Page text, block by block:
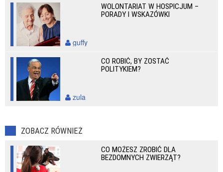
WOLONTARIAT W HOSPICJUM –
PORADY I WSKAZÓWKI
guffy
CO ROBIĆ, BY ZOSTAĆ
POLITYKIEM?
zula
ZOBACZ RÓWNIEŻ
CO MOŻESZ ZROBIĆ DLA
BEZDOMNYCH ZWIERZĄT?